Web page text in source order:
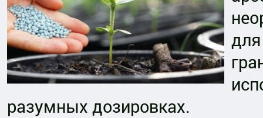
разумных дозировках.